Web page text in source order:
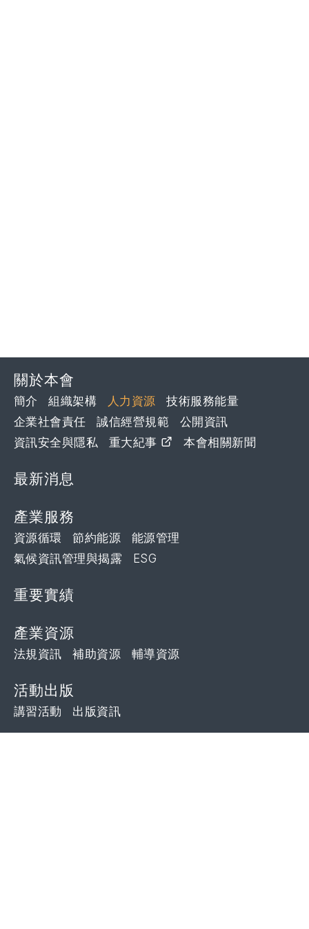
關於本會
簡介 組織架構 人力資源
技術服務能量
企業社會責任
誠信經營規範
公開資訊
資訊安全與隱私
重大紀事 本會相關新聞
最新消息
產業服務
資源循環 節約能源
能源管理
氣候資訊管理與揭露
ESG
重要實績
產業資源
法規資訊 補助資源 輔導資源
活動出版
講習活動 出版資訊